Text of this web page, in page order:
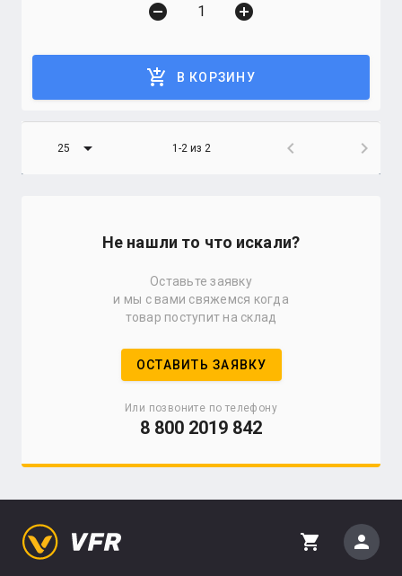
remove_circle add_circle
add_shopping_cart В КОРЗИНУ
25 arrow_drop_down 1-2 из 2 chevron_left chevron_right
Не нашли то что искали?
Оставьте заявку
и мы с вами свяжемся когда
товар поступит на склад
ОСТАВИТЬ ЗАЯВКУ
Или позвоните по телефону
8 800 2019 842
shopping_cart person